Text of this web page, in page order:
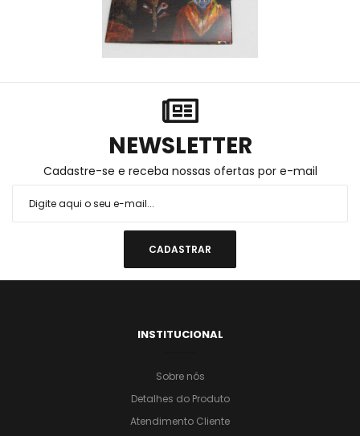
NEWSLETTER
Cadastre-se e receba nossas ofertas por e-mail
INSTITUCIONAL
Sobre nós
Detalhes do Produto
Atendimento Cliente